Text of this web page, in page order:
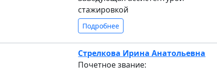
стажировкой
Подробнее
Стрелкова Ирина Анатольевна
Почетное звание: